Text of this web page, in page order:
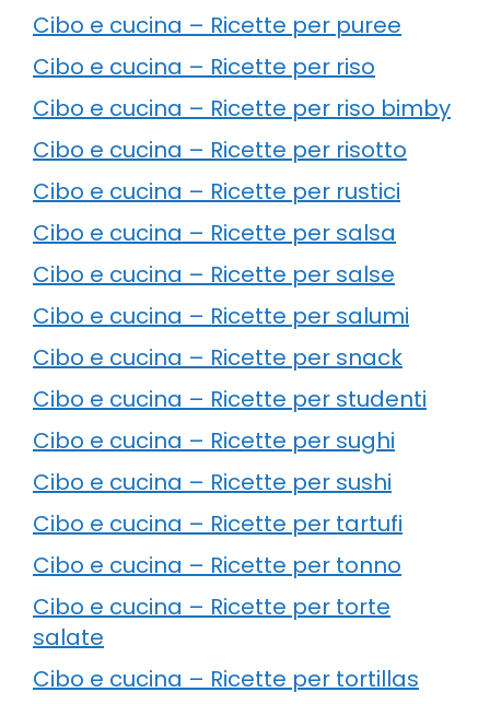
Cibo e cucina – Ricette per puree
Cibo e cucina – Ricette per riso
Cibo e cucina – Ricette per riso bimby
Cibo e cucina – Ricette per risotto
Cibo e cucina – Ricette per rustici
Cibo e cucina – Ricette per salsa
Cibo e cucina – Ricette per salse
Cibo e cucina – Ricette per salumi
Cibo e cucina – Ricette per snack
Cibo e cucina – Ricette per studenti
Cibo e cucina – Ricette per sughi
Cibo e cucina – Ricette per sushi
Cibo e cucina – Ricette per tartufi
Cibo e cucina – Ricette per tonno
Cibo e cucina – Ricette per torte
salate
Cibo e cucina – Ricette per tortillas